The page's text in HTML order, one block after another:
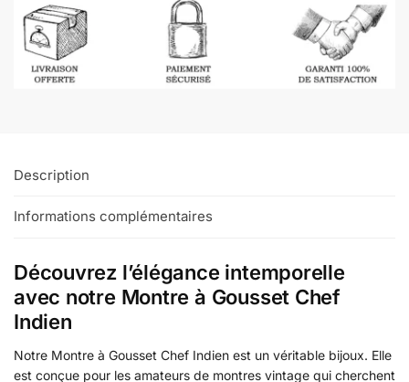
Description
Informations complémentaires
Découvrez l’élégance intemporelle
avec notre Montre à Gousset Chef
Indien
Notre Montre à Gousset Chef Indien est un véritable bijoux. Elle
est conçue pour les amateurs de montres vintage qui cherchent